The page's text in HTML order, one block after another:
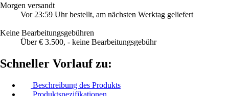
Morgen versandt
Vor 23:59 Uhr bestellt, am nächsten Werktag geliefert
Keine Bearbeitungsgebühren
Über € 3.500, - keine Bearbeitungsgebühr
Schneller Vorlauf zu:
Beschreibung des Produkts
Produktspezifikationen